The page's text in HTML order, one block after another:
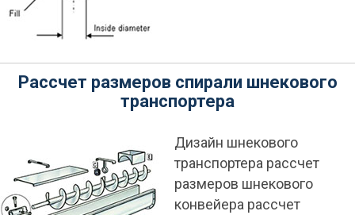
Рассчет размеров спирали шнекового
транспортера
Дизайн шнекового
транспортера рассчет
размеров шнекового
конвейера рассчет